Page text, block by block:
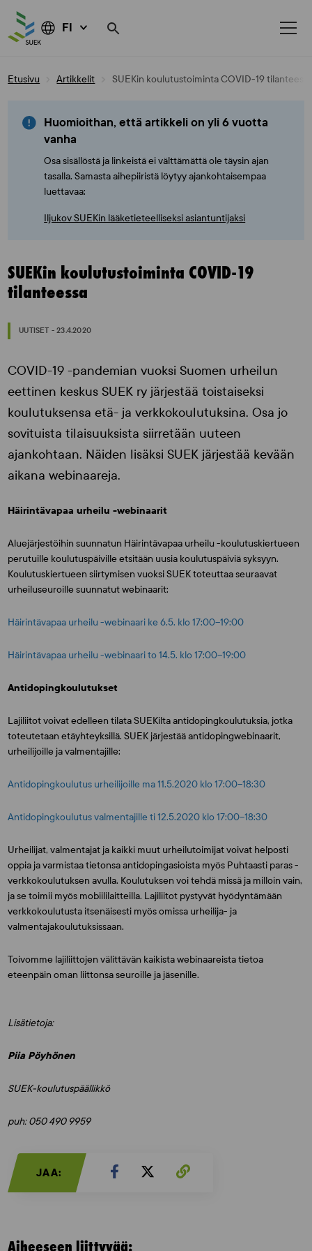
FI
Etusivu Artikkelit SUEKin koulutustoiminta COVID-19 tilanteessa
Huomioithan, että artikkeli on yli 6 vuotta
vanha
Osa sisällöstä ja linkeistä ei välttämättä ole täysin ajan
tasalla. Samasta aihepiiristä löytyy ajankohtaisempaa
luettavaa:
Iljukov SUEKin lääketieteelliseksi asiantuntijaksi
SUEKin koulutustoiminta COVID-19
tilanteessa
UUTISET - 23.4.2020
COVID-19 -pandemian vuoksi Suomen urheilun
eettinen keskus SUEK ry järjestää toistaiseksi
koulutuksensa etä- ja verkkokoulutuksina. Osa jo
sovituista tilaisuuksista siirretään uuteen
ajankohtaan. Näiden lisäksi SUEK järjestää kevään
aikana webinaareja.
Häirintävapaa urheilu -webinaarit
Aluejärjestöihin suunnatun Häirintävapaa urheilu -koulutuskiertueen
perutuille koulutuspäiville etsitään uusia koulutuspäiviä syksyyn.
Koulutuskiertueen siirtymisen vuoksi SUEK toteuttaa seuraavat
urheiluseuroille suunnatut webinaarit:
Häirintävapaa urheilu -webinaari ke 6.5. klo 17:00–19:00
Häirintävapaa urheilu -webinaari to 14.5. klo 17:00–19:00
Antidopingkoulutukset
Lajiliitot voivat edelleen tilata SUEKilta antidopingkoulutuksia, jotka
toteutetaan etäyhteyksillä. SUEK järjestää antidopingwebinaarit,
urheilijoille ja valmentajille:
Antidopingkoulutus urheilijoille ma 11.5.2020 klo 17:00–18:30
Antidopingkoulutus valmentajille ti 12.5.2020 klo 17:00–18:30
Urheilijat, valmentajat ja kaikki muut urheilutoimijat voivat helposti
oppia ja varmistaa tietonsa antidopingasioista myös Puhtaasti paras -
verkkokoulutuksen avulla. Koulutuksen voi tehdä missä ja milloin vain,
ja se toimii myös mobiililaitteilla. Lajiliitot pystyvät hyödyntämään
verkkokoulutusta itsenäisesti myös omissa urheilija- ja
valmentajakoulutuksissaan.
Toivomme lajiliittojen välittävän kaikista webinaareista tietoa
eteenpäin oman liittonsa seuroille ja jäsenille.
Lisätietoja:
Piia Pöyhönen
SUEK-koulutuspäällikkö
puh: 050 490 9959
JAA:
Aiheeseen liittyvää: